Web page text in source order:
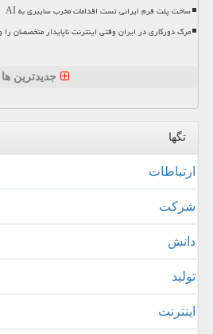
ساخت پلت فرم ایرانی تست اقدامات مخرب سایبری به AI
مرگ دورکاری در ایران وقتی اینترنت ناپایدار متخصصان را
جدیدترین ها
تگها
ارتباطات
شركت
دانش
تولید
اینترنت